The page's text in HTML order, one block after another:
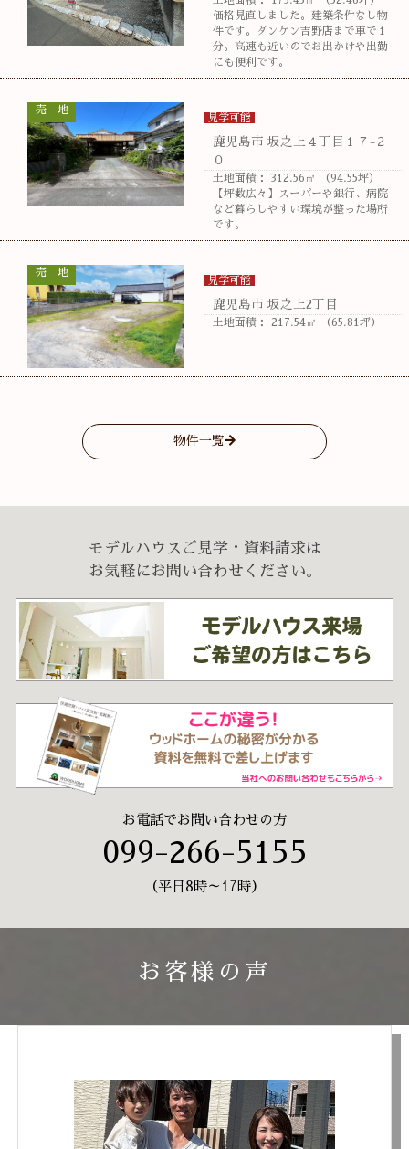
価格見直しました。建築条件なし物
件です。ダンケン吉野店まで車で１
分。高速も近いのでお出かけや出勤
にも便利です。
売 地
見学可能
鹿児島市 坂之上４丁目１７-２
０
土地面積： 312.56㎡ （94.55坪）
【坪数広々】スーパーや銀行、病院
など暮らしやすい環境が整った場所
です。
売 地
見学可能
鹿児島市 坂之上2丁目
土地面積： 217.54㎡ （65.81坪）
物件一覧
モデルハウスご見学・資料請求は
お気軽にお問い合わせください。
お電話でお問い合わせの方
099-266-5155
（平日8時～17時）
お客様の声